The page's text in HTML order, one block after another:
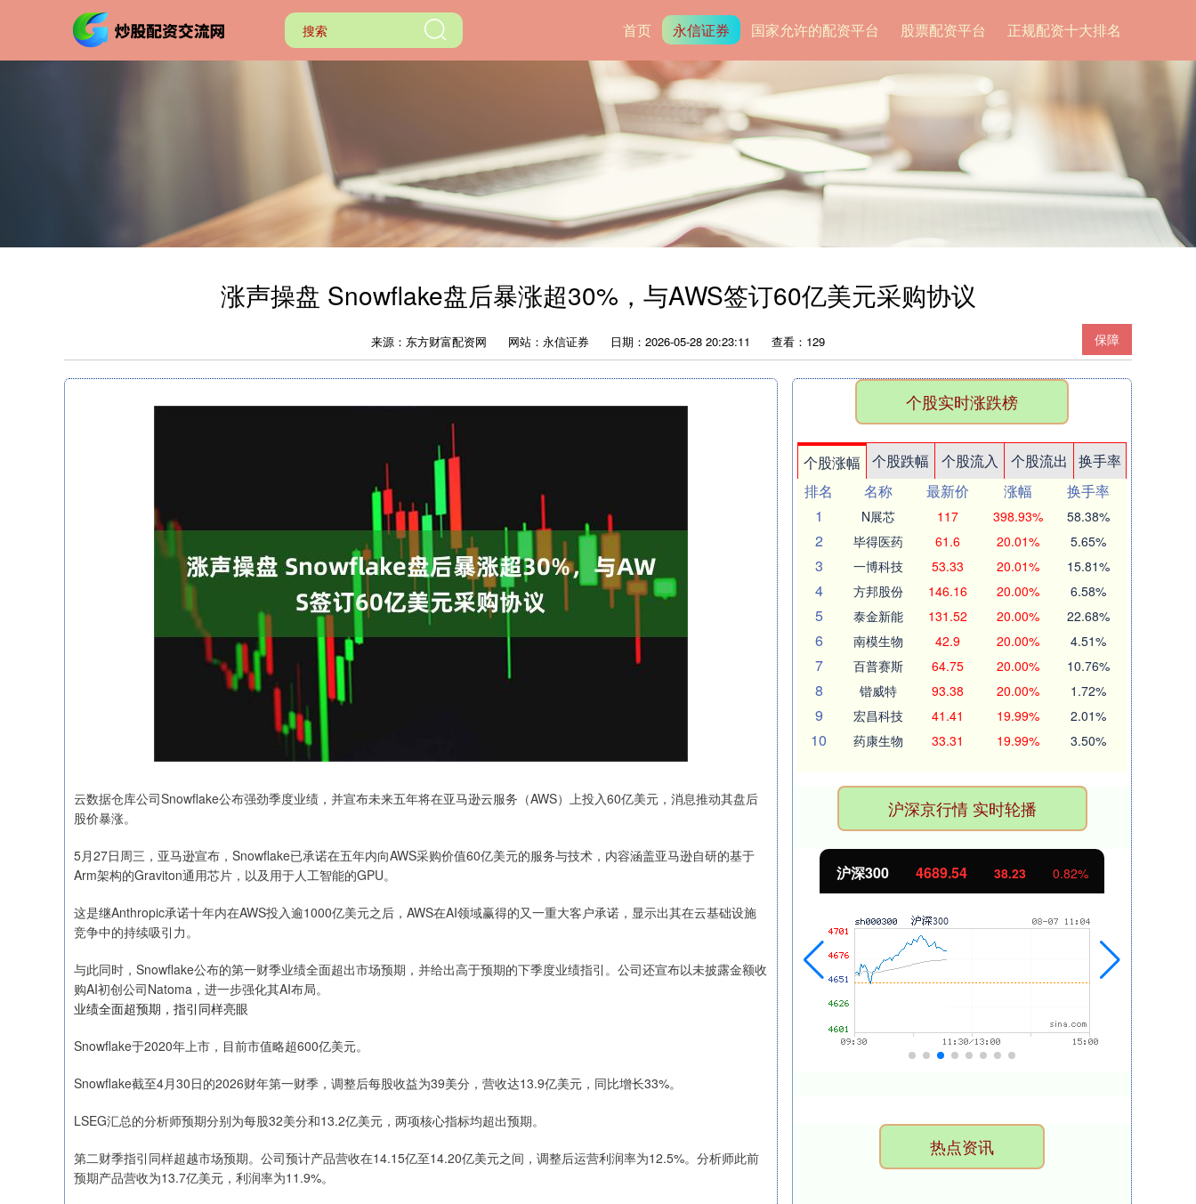
首页 永信证券 国家允许的配资平台 股票配资平台 正规配资十大排名
涨声操盘 Snowflake盘后暴涨超30%，与AWS签订60亿美元采购协议
保障
来源：东方财富配资网 网站：永信证券 日期：2026-05-28 20:23:11 查看：129
云数据仓库公司Snowflake公布强劲季度业绩，并宣布未来五年将在亚马逊云服务（AWS）上投入60亿美元，消息推动其盘后
股价暴涨。
5月27日周三，亚马逊宣布，Snowflake已承诺在五年内向AWS采购价值60亿美元的服务与技术，内容涵盖亚马逊自研的基于
Arm架构的Graviton通用芯片，以及用于人工智能的GPU。
这是继Anthropic承诺十年内在AWS投入逾1000亿美元之后，AWS在AI领域赢得的又一重大客户承诺，显示出其在云基础设施
竞争中的持续吸引力。
与此同时，Snowflake公布的第一财季业绩全面超出市场预期，并给出高于预期的下季度业绩指引。公司还宣布以未披露金额收
购AI初创公司Natoma，进一步强化其AI布局。
业绩全面超预期，指引同样亮眼
Snowflake于2020年上市，目前市值略超600亿美元。
Snowflake截至4月30日的2026财年第一财季，调整后每股收益为39美分，营收达13.9亿美元，同比增长33%。
LSEG汇总的分析师预期分别为每股32美分和13.2亿美元，两项核心指标均超出预期。
第二财季指引同样超越市场预期。公司预计产品营收在14.15亿至14.20亿美元之间，调整后运营利润率为12.5%。分析师此前
预期产品营收为13.7亿美元，利润率为11.9%。
个股实时涨跌榜
个股涨幅 个股跌幅 个股流入 个股流出
换手率
排名
名称 最新价 涨幅
换手率
1
N展芯 117 398.93% 58.38%
2 毕得医药 61.6 20.01% 5.65%
3 一博科技 53.33 20.01% 15.81%
4 方邦股份 146.16 20.00% 6.58%
5 泰金新能 131.52 20.00% 22.68%
6 南模生物 42.9 20.00% 4.51%
7 百普赛斯 64.75 20.00% 10.76%
8 锴威特 93.38 20.00% 1.72%
9 宏昌科技 41.41 19.99% 2.01%
10 药康生物 33.31 19.99% 3.50%
沪深京行情 实时轮播
1.33% 上证指数 3915.84 15.49 0.40% 沪深300 4689.54 38.23 0.82%
热点资讯